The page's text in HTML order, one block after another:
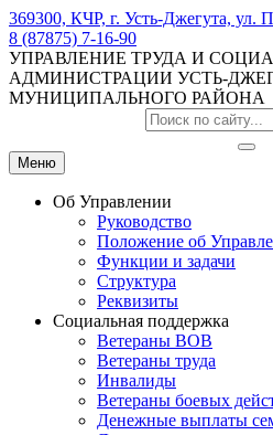
369300, КЧР, г. Усть-Джегута, ул.
8 (87875) 7-16-90
УПРАВЛЕНИЕ ТРУДА И
АДМИНИСТРАЦИИ УСТЬ-
МУНИЦИПАЛЬНОГО РАЙОНА
Меню
Об Управлении
Руководство
Положение об
Функции и задачи
Структура
Реквизиты
Социальная поддержка
Ветераны ВОВ
Ветераны труда
Инвалиды
Ветераны боевых
Денежные выплаты